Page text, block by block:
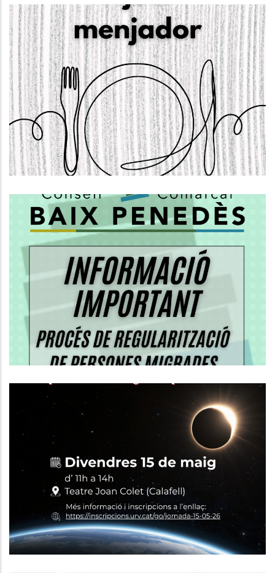
S'OBRE LA CONVOCATÒRIA PER
SOL.LICITAR AJUTS INDIVIDUALS DE
MENJADOR. CURS 2026-2027
Educació ,S. socials
Informació Important Sobre El
PROCÉS DE REGULARITZACIÓ DE
PERSONES MIGRADES
S. socials
Calafell Acollirà Una Jornada
Sobre L’eclipsi Solar Total 2026 I El
Seu Impacte Econòmic I
Estratègic Al Baix Penedès
P. econòmica,Turisme